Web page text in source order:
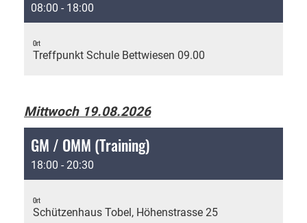
08:00 - 18:00
Ort
Treffpunkt Schule Bettwiesen 09.00
Mittwoch 19.08.2026
GM / OMM (Training)
18:00 - 20:30
Ort
Schützenhaus Tobel, Höhenstrasse 25